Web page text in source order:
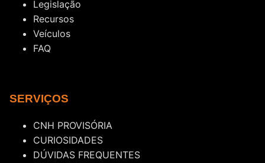
Legislação
Recursos
Veículos
FAQ
SERVIÇOS
CNH PROVISÓRIA
CURIOSIDADES
DÚVIDAS FREQUENTES